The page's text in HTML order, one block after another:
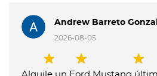
Andrew Barreto
2026-08-05